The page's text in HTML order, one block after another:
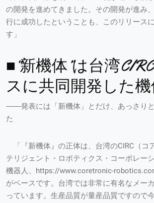
の開発を進めてきました。その開発が進み
行に成功したということも、このリリース
す」
■“新機体”は台湾
スに共同開発した
――発表には「新機体」とだけ、あっさり
た
「『新機体』の正体は、台湾のCIRC（コ
テリジェント・ロボティクス・コーポレー
機器人、https://www.coretronic-
がベースです。台湾では非常に有名なメー
っています。生産品質が量産品質ですので